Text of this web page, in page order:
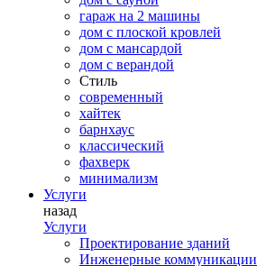
гараж на 2 машины
дом с плоской кровлей
дом с мансардой
дом с верандой
Стиль
современный
хайтек
барнхаус
классический
фахверк
минимализм
Услуги
назад
Услуги
Проектирование зданий
Инженерные коммуникации